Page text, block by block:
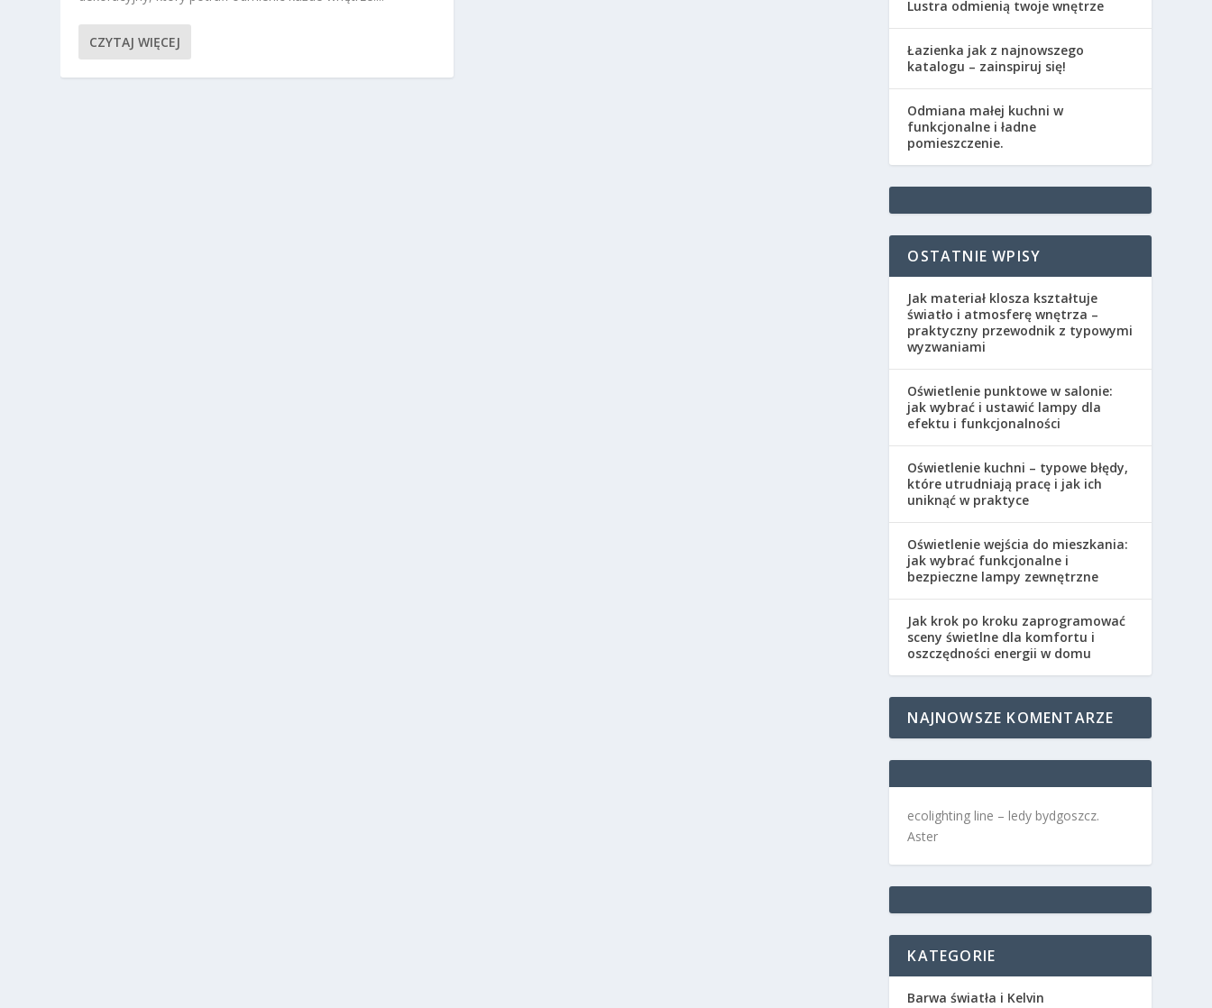
CZYTAJ WIĘCEJ
Lustra odmienią twoje wnętrze
Łazienka jak z najnowszego
katalogu – zainspiruj się!
Odmiana małej kuchni w
funkcjonalne i ładne
pomieszczenie.
OSTATNIE WPISY
Jak materiał klosza kształtuje
światło i atmosferę wnętrza –
praktyczny przewodnik z typowymi
wyzwaniami
Oświetlenie punktowe w salonie:
jak wybrać i ustawić lampy dla
efektu i funkcjonalności
Oświetlenie kuchni – typowe błędy,
które utrudniają pracę i jak ich
uniknąć w praktyce
Oświetlenie wejścia do mieszkania:
jak wybrać funkcjonalne i
bezpieczne lampy zewnętrzne
Jak krok po kroku zaprogramować
sceny świetlne dla komfortu i
oszczędności energii w domu
NAJNOWSZE KOMENTARZE
ecolighting line – ledy bydgoszcz.
Aster
KATEGORIE
Barwa światła i Kelvin